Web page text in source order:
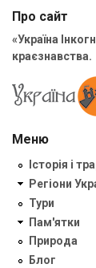
Про сайт
«Україна
краєзнавства.
Меню
Історія і
Регіони
Тури
Пам'ятки
Природа
Блог